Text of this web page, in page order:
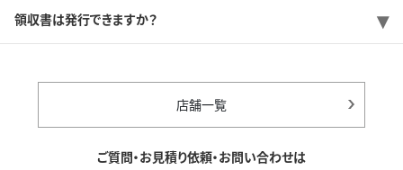
領収書は発行できますか？
店舗一覧
ご質問・お見積り依頼・お問い合わせは